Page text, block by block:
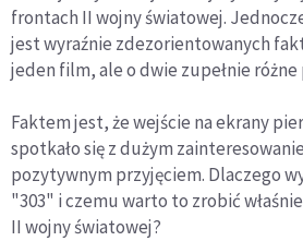
frontach II wojny światowej.
jest wyraźnie zdezorientowanych
jeden film, ale o dwie zupełnie
Faktem jest, że wejście na ekrany
spotkało się z dużym
pozytywnym przyjęciem. Dlaczego
"303" i czemu warto to zrobić
II wojny światowej?